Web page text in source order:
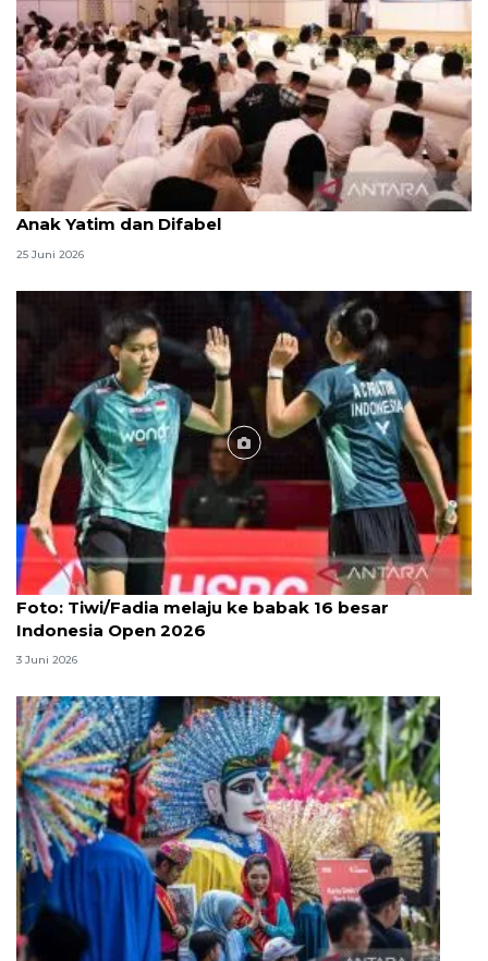
Menag jadikan setiap 10 Muharam sebagai Lebaran
Anak Yatim dan Difabel
25 Juni 2026
Foto
Foto: Tiwi/Fadia melaju ke babak 16 besar
Indonesia Open 2026
3 Juni 2026